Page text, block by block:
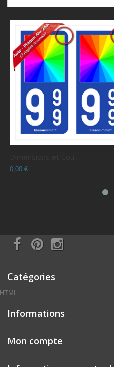
0,00 €
Catégories
HTML
Informations
Mon compte